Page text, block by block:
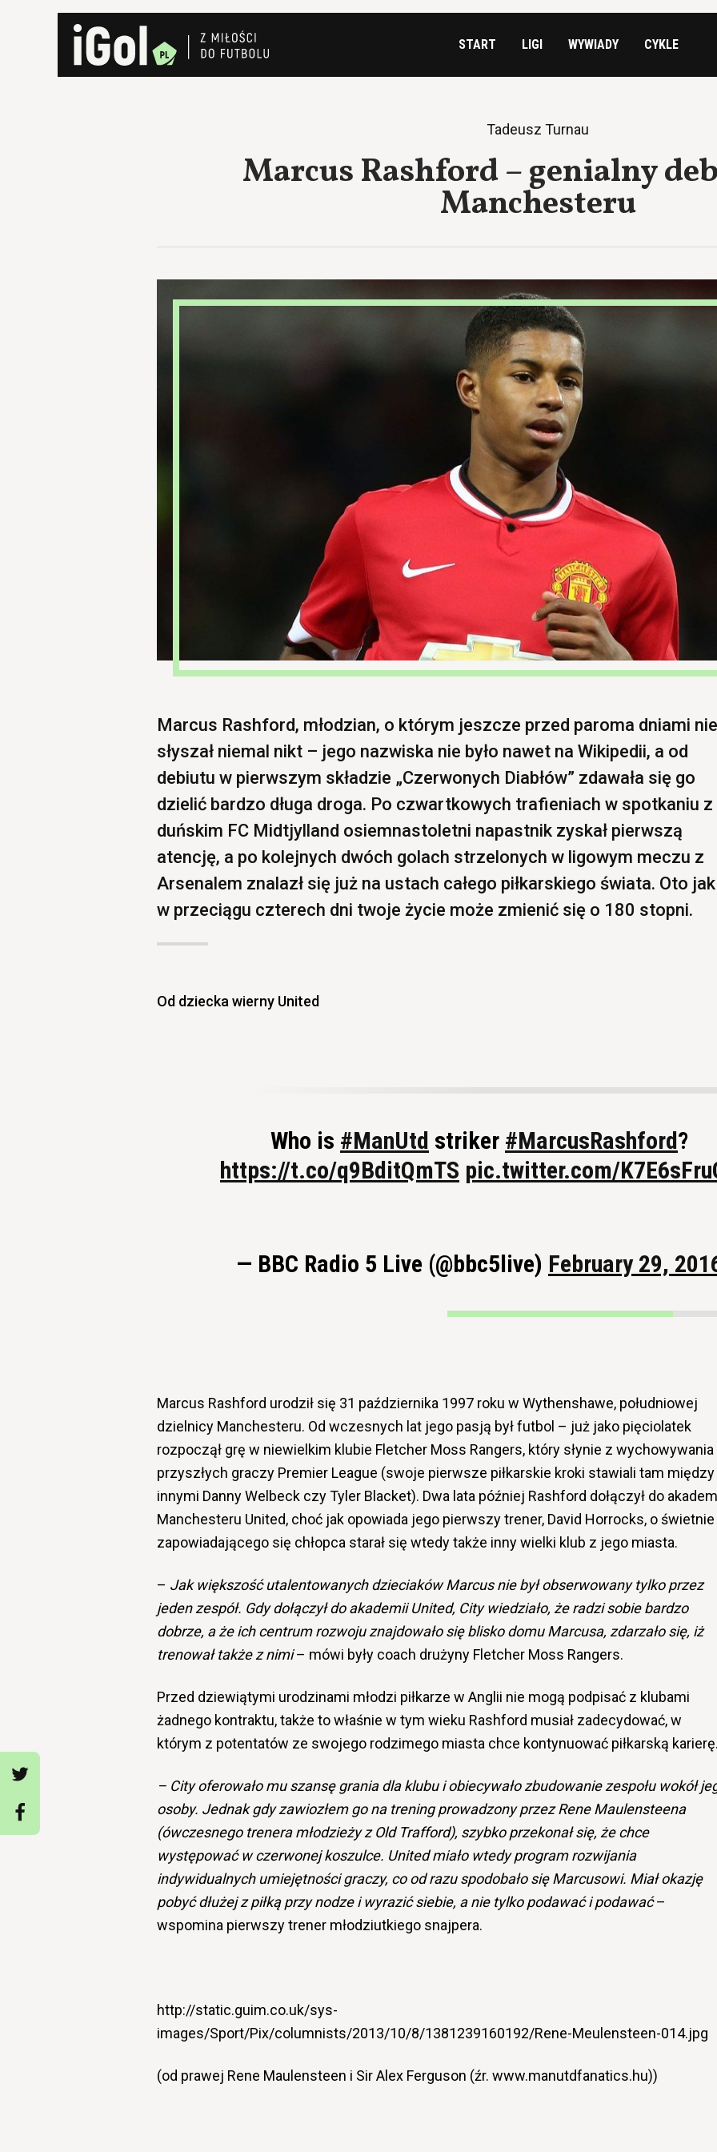
START LIGI WYWIADY CYKLE
Tadeusz Turnau
Marcus Rashford – genialny
Manchesteru
Marcus Rashford, młodzian, o którym jeszcze przed paroma dniami nie
słyszał niemal nikt – jego nazwiska nie było nawet na Wikipedii, a od
debiutu w pierwszym składzie „Czerwonych Diabłów” zdawała się go
dzielić bardzo długa droga. Po czwartkowych trafieniach w spotkaniu z
duńskim FC Midtjylland osiemnastoletni napastnik zyskał pierwszą
atencję, a po kolejnych dwóch golach strzelonych w ligowym meczu z
Arsenalem znalazł się już na ustach całego piłkarskiego świata. Oto jak
w przeciągu czterech dni twoje życie może zmienić się o 180 stopni.
Od dziecka wierny United
Who is #ManUtd striker #MarcusRashford?
https://t.co/q9BditQmTS pic.twitter.com/
— BBC Radio 5 Live (@bbc5live) February 29,
Marcus Rashford urodził się 31 października 1997 roku w Wythenshawe, południowej
dzielnicy Manchesteru. Od wczesnych lat jego pasją był futbol – już jako pięciolatek
rozpoczął grę w niewielkim klubie Fletcher Moss Rangers, który słynie z wychowywania
przyszłych graczy Premier League (swoje pierwsze piłkarskie kroki stawiali tam między
innymi Danny Welbeck czy Tyler Blacket). Dwa lata później Rashford dołączył do
Manchesteru United, choć jak opowiada jego pierwszy trener, David Horrocks, o świetnie
zapowiadającego się chłopca starał się wtedy także inny wielki klub z jego miasta.
– Jak większość utalentowanych dzieciaków Marcus nie był obserwowany tylko przez
jeden zespół. Gdy dołączył do akademii United, City wiedziało, że radzi sobie bardzo
dobrze, a że ich centrum rozwoju znajdowało się blisko domu Marcusa, zdarzało się, iż
trenował także z nimi– mówi były coach drużyny Fletcher Moss Rangers.
Przed dziewiątymi urodzinami młodzi piłkarze w Anglii nie mogą podpisać z klubami
żadnego kontraktu, także to właśnie w tym wieku Rashford musiał zadecydować, w
którym z potentatów ze swojego rodzimego miasta chce kontynuować piłkarską karierę.
– City oferowało mu szansę grania dla klubu i obiecywało zbudowanie zespołu wokół
osoby. Jednak gdy zawiozłem go na trening prowadzony przez Rene Maulensteena
(ówczesnego trenera młodzieży z Old Trafford), szybko przekonał się, że chce
występować w czerwonej koszulce. United miało wtedy program rozwijania
indywidualnych umiejętności graczy, co od razu spodobało się Marcusowi. Miał okazję
pobyć dłużej z piłką przy nodze i wyrazić siebie, a nie tylko podawać i podawać–
wspomina pierwszy trener młodziutkiego snajpera.
http://static.guim.co.uk/sys-
images/Sport/Pix/columnists/2013/10/8/1381239160192/Rene-Meulensteen-014.jpg
(od prawej Rene Maulensteen i Sir Alex Ferguson (źr. www.manutdfanatics.hu))